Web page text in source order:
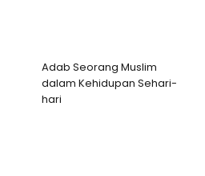
Adab Seorang Muslim
dalam Kehidupan Sehari-
hari